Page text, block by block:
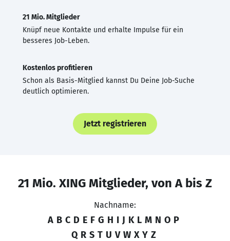
21 Mio. Mitglieder
Knüpf neue Kontakte und erhalte Impulse für ein
besseres Job-Leben.
Kostenlos profitieren
Schon als Basis-Mitglied kannst Du Deine Job-Suche
deutlich optimieren.
Jetzt registrieren
21 Mio. XING Mitglieder, von A bis Z
Nachname:
A B C D E F G H I J K L M N O P
Q R S T U V W X Y Z